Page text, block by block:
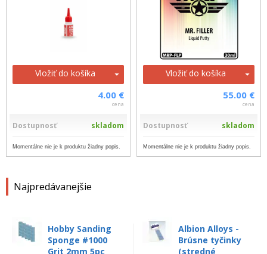
Najpredávanejšie
Hobby Sanding
Sponge #1000
Grit 2mm 5pc
Albion Alloys -
Brúsne tyčinky
(stredné
Vložiť do košíka
4.00 €
cena
Dostupnosť skladom
Momentálne nie je k produktu žiadny popis.
Vložiť do košíka
55.00 €
cena
Dostupnosť skladom
Momentálne nie je k produktu žiadny popis.